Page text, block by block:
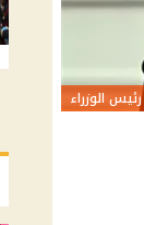
رئيس الوزراء